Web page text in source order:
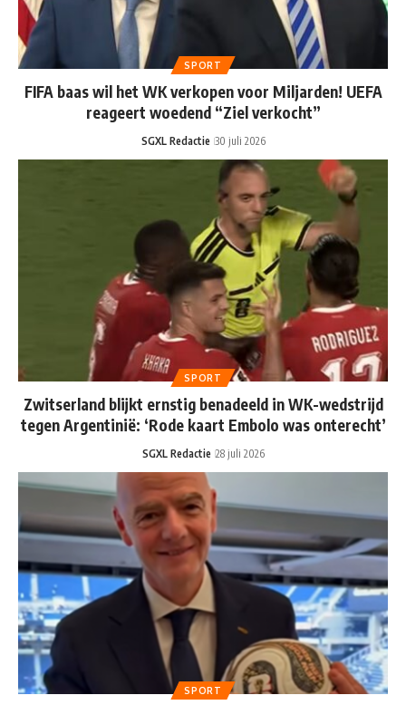
SPORT
FIFA baas wil het WK verkopen voor Miljarden! UEFA
reageert woedend “Ziel verkocht”
SGXL Redactie 30 juli 2026
SPORT
Zwitserland blijkt ernstig benadeeld in WK-wedstrijd
tegen Argentinië: ‘Rode kaart Embolo was onterecht’
SGXL Redactie 28 juli 2026
SPORT